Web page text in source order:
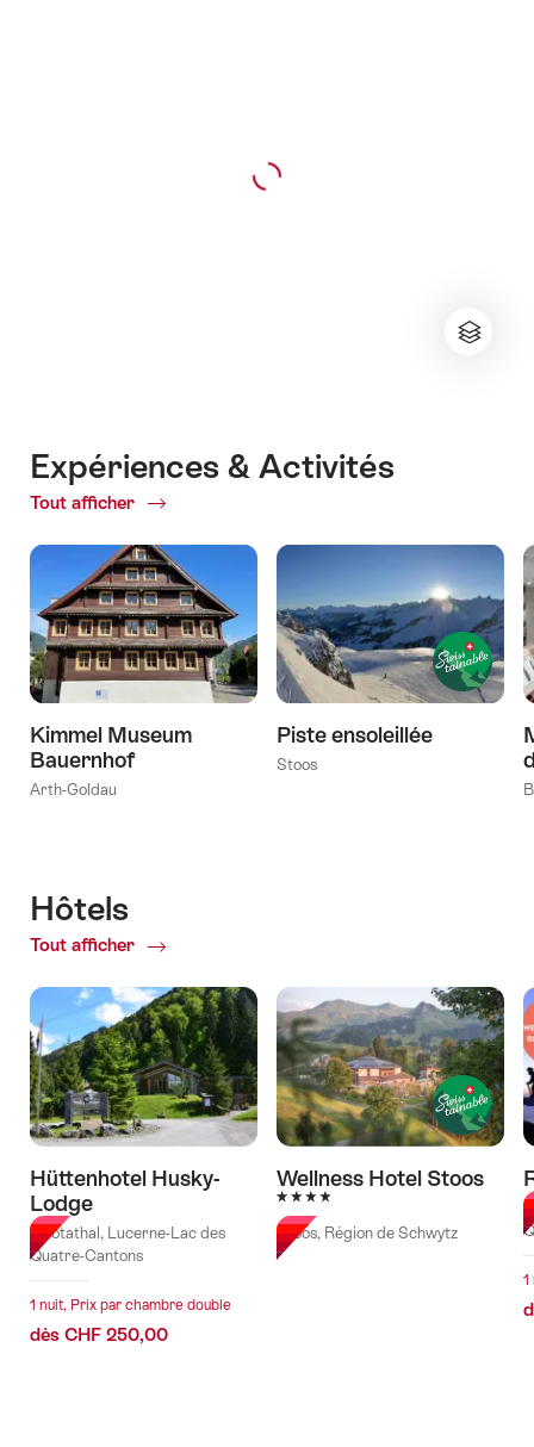
Expériences & Activités
Tout afficher
ofExpériences
Activités
Kimmel Museum
Bauernhof
Arth-Goldau
Piste ensoleillée
Stoos
Hôtels
Tout afficher
of
Hüttenhotel Husky-
Lodge
Muotathal, Lucerne-Lac des
Quatre-Cantons
1 nuit, Prix par chambre double
dès CHF 250,00
Wellness Hotel Stoos
4 étoiles
Stoos, Région de Schwytz
1